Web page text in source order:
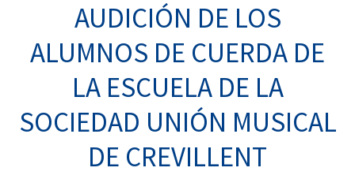
AUDICIÓN DE LOS
ALUMNOS DE CUERDA DE
LA ESCUELA DE LA
SOCIEDAD UNIÓN MUSICAL
DE CREVILLENT